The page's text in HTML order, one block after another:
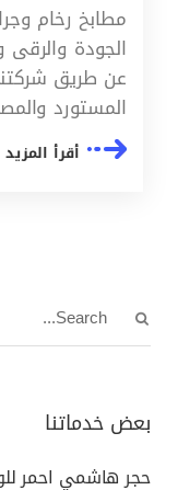
مطابخ رخام
الجودة
عن طريق
المستورد
أقرأ المزيد
بعض خدماتنا